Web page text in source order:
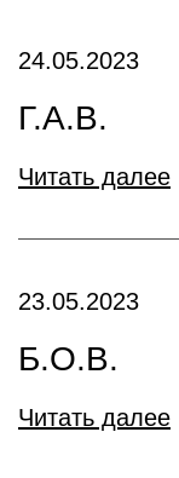
24.05.2023
Г.А.В.
Читать далее
23.05.2023
Б.О.В.
Читать далее